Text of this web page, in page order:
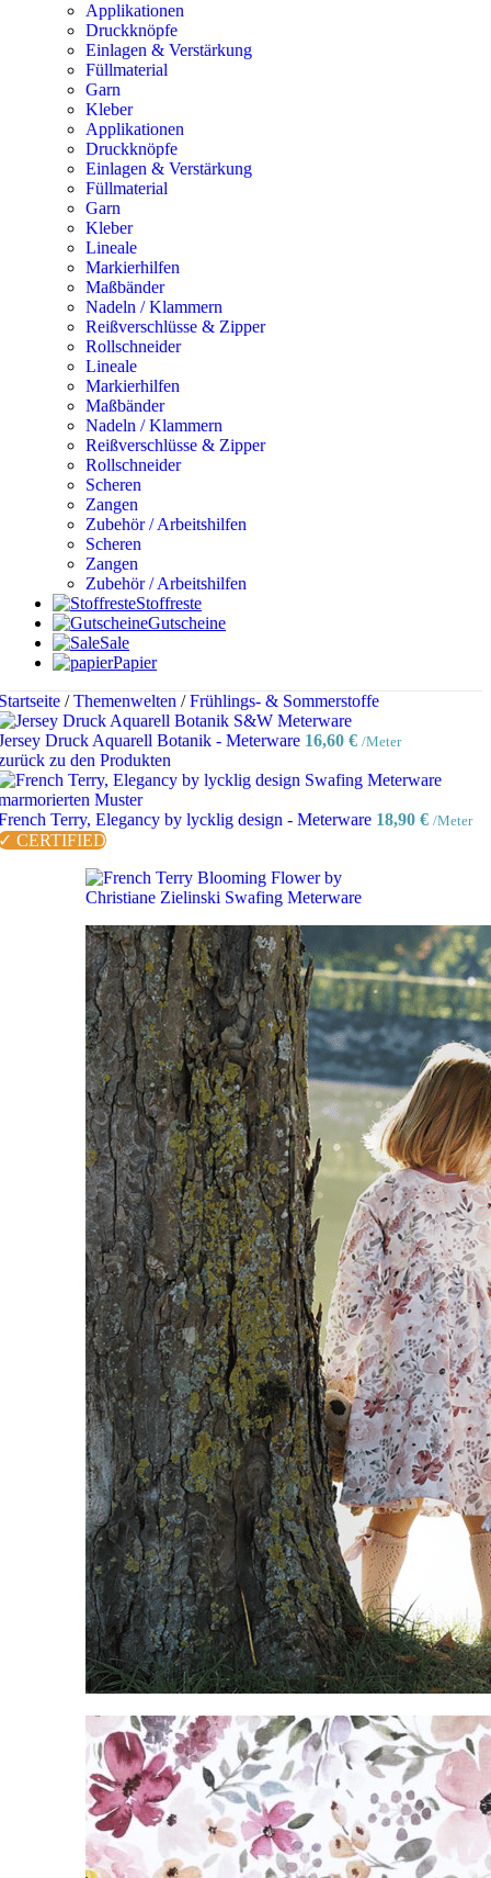
Applikationen
Druckknöpfe
Einlagen & Verstärkung
Füllmaterial
Garn
Kleber
Applikationen
Druckknöpfe
Einlagen & Verstärkung
Füllmaterial
Garn
Kleber
Lineale
Markierhilfen
Maßbänder
Nadeln / Klammern
Reißverschlüsse & Zipper
Rollschneider
Lineale
Markierhilfen
Maßbänder
Nadeln / Klammern
Reißverschlüsse & Zipper
Rollschneider
Scheren
Zangen
Zubehör / Arbeitshilfen
Scheren
Zangen
Zubehör / Arbeitshilfen
Stoffreste
Gutscheine
Sale
Papier
/ Themenwelten / Frühlings- & Sommerstoffe
Druck Aquarell Botanik - Meterware 16,60 € /Meter
zu den Produkten
Terry, Elegancy by lycklig design - Meterware 18,90 € /Meter
CERTIFIED